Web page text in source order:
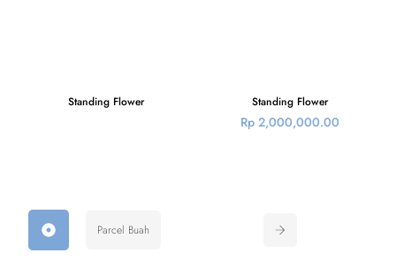
Standing Flower Standing Flower
Rp 2,000,000.00
Parcel Buah